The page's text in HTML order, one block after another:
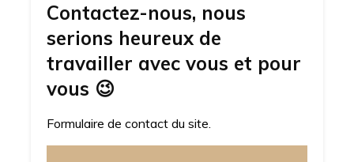
Contactez-nous, nous
serions heureux de
travailler avec vous et pour
vous 😉
Formulaire de contact du site.